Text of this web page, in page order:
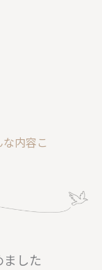
内容こ
した